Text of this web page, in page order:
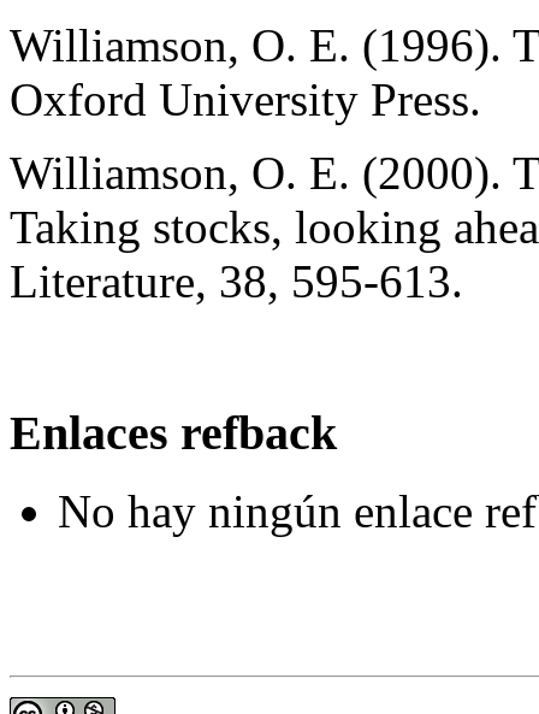
Williamson, O. E. (1996).
Oxford University Press.
Williamson, O. E. (2000).
Taking stocks, looking
Literature, 38, 595-613.
Enlaces refback
No hay ningún enlace